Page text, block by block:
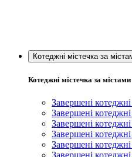
Котеджні містечка за
Котеджні містечка за містами
Завершені
Завершені
Завершені
Завершені
Завершені